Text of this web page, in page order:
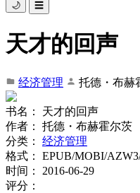
🌙 ☰
天才的回声
经济管理 托德・布赫
书名：
天才的回声
作者：
托德・布赫霍尔茨
分类：
经济管理
格式：
EPUB/MOBI/
时间：
2016-06-29
评分：